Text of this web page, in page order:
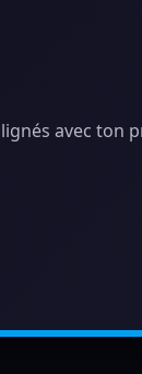
avec ton